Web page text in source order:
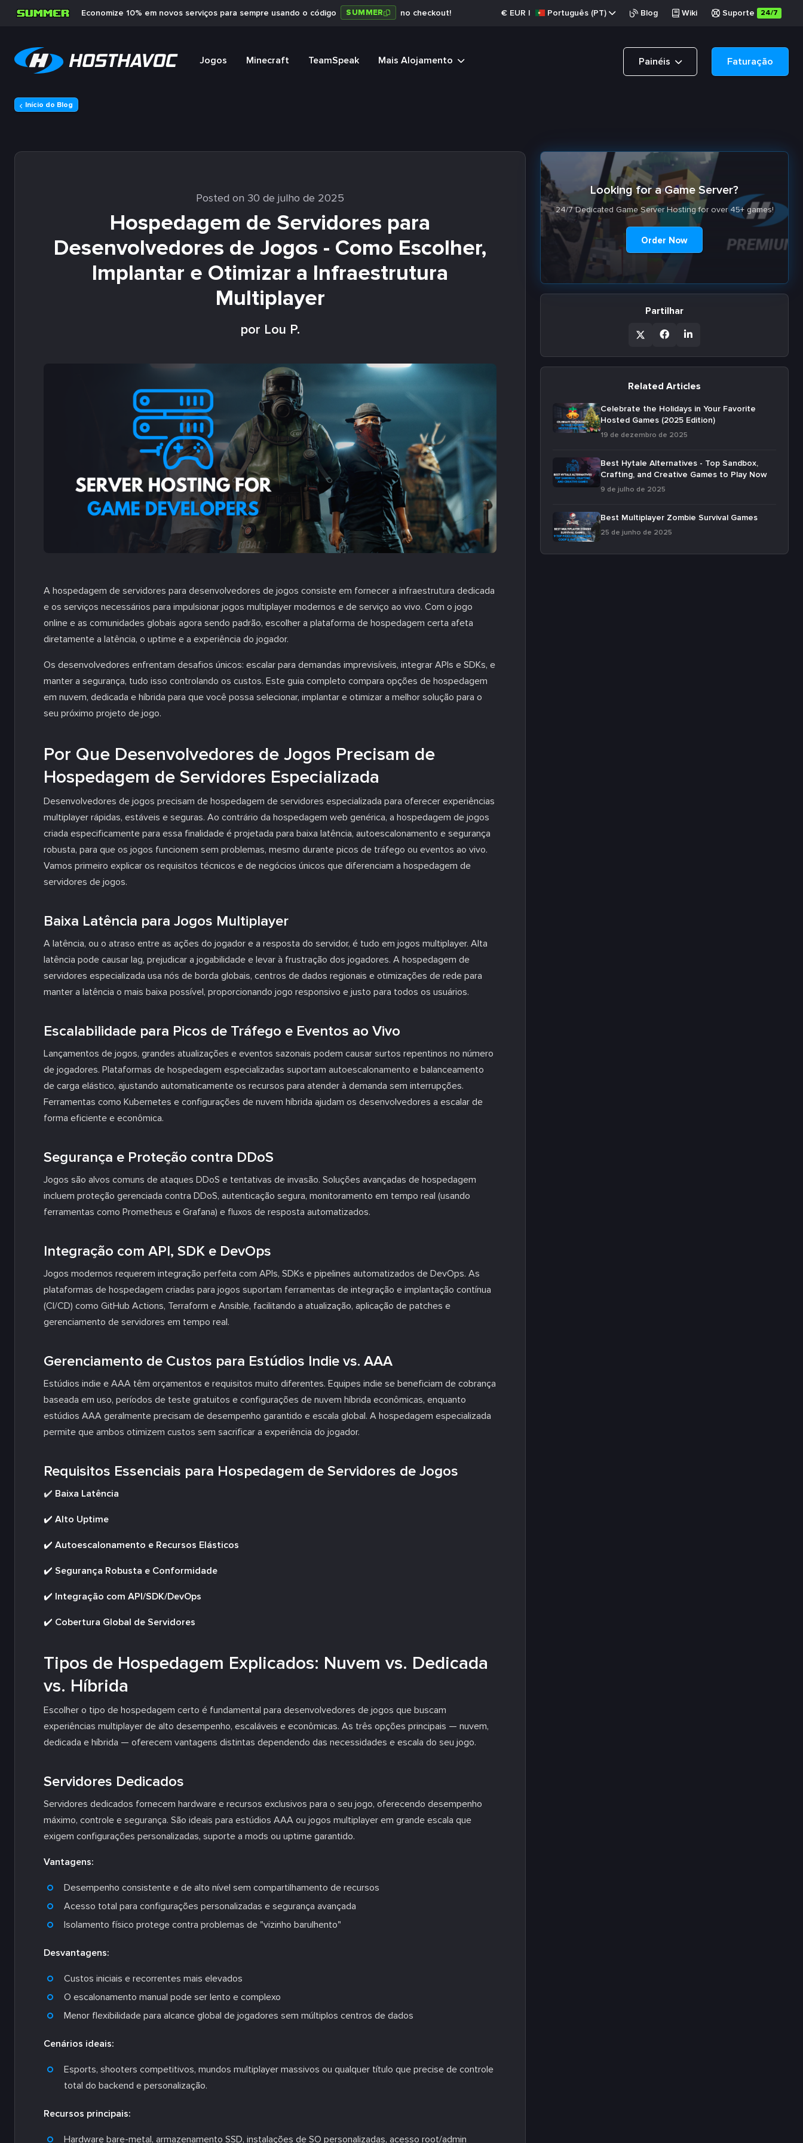
Economize 10% em novos serviços para sempre usando o código SUMMER no checkout! € EUR | Português (PT) Blog Wiki Suporte 24/7
Jogos Minecraft TeamSpeak Mais Alojamento Painéis Faturação
Início do Blog
Posted on 30 de julho de 2025
Hospedagem de Servidores para
Desenvolvedores de Jogos - Como Escolher,
Implantar e Otimizar a Infraestrutura
Multiplayer
por Lou P.
A hospedagem de servidores para desenvolvedores de jogos consiste em fornecer a infraestrutura dedicada
e os serviços necessários para impulsionar jogos multiplayer modernos e de serviço ao vivo. Com o jogo
online e as comunidades globais agora sendo padrão, escolher a plataforma de hospedagem certa afeta
diretamente a latência, o uptime e a experiência do jogador.
Os desenvolvedores enfrentam desafios únicos: escalar para demandas imprevisíveis, integrar APIs e SDKs, e
manter a segurança, tudo isso controlando os custos. Este guia completo compara opções de hospedagem
em nuvem, dedicada e híbrida para que você possa selecionar, implantar e otimizar a melhor solução para o
seu próximo projeto de jogo.
Por Que Desenvolvedores de Jogos Precisam de
Hospedagem de Servidores Especializada
Desenvolvedores de jogos precisam de hospedagem de servidores especializada para oferecer experiências
multiplayer rápidas, estáveis e seguras. Ao contrário da hospedagem web genérica, a hospedagem de jogos
criada especificamente para essa finalidade é projetada para baixa latência, autoescalonamento e segurança
robusta, para que os jogos funcionem sem problemas, mesmo durante picos de tráfego ou eventos ao vivo.
Vamos primeiro explicar os requisitos técnicos e de negócios únicos que diferenciam a hospedagem de
servidores de jogos.
Baixa Latência para Jogos Multiplayer
A latência, ou o atraso entre as ações do jogador e a resposta do servidor, é tudo em jogos multiplayer. Alta
latência pode causar lag, prejudicar a jogabilidade e levar à frustração dos jogadores. A hospedagem de
servidores especializada usa nós de borda globais, centros de dados regionais e otimizações de rede para
manter a latência o mais baixa possível, proporcionando jogo responsivo e justo para todos os usuários.
Escalabilidade para Picos de Tráfego e Eventos ao Vivo
Lançamentos de jogos, grandes atualizações e eventos sazonais podem causar surtos repentinos no número
de jogadores. Plataformas de hospedagem especializadas suportam autoescalonamento e balanceamento
de carga elástico, ajustando automaticamente os recursos para atender à demanda sem interrupções.
Ferramentas como Kubernetes e configurações de nuvem híbrida ajudam os desenvolvedores a escalar de
forma eficiente e econômica.
Segurança e Proteção contra DDoS
Jogos são alvos comuns de ataques DDoS e tentativas de invasão. Soluções avançadas de hospedagem
incluem proteção gerenciada contra DDoS, autenticação segura, monitoramento em tempo real (usando
ferramentas como Prometheus e Grafana) e fluxos de resposta automatizados.
Integração com API, SDK e DevOps
Jogos modernos requerem integração perfeita com APIs, SDKs e pipelines automatizados de DevOps. As
plataformas de hospedagem criadas para jogos suportam ferramentas de integração e implantação contínua
(CI/CD) como GitHub Actions, Terraform e Ansible, facilitando a atualização, aplicação de patches e
gerenciamento de servidores em tempo real.
Gerenciamento de Custos para Estúdios Indie vs. AAA
Estúdios indie e AAA têm orçamentos e requisitos muito diferentes. Equipes indie se beneficiam de cobrança
baseada em uso, períodos de teste gratuitos e configurações de nuvem híbrida econômicas, enquanto
estúdios AAA geralmente precisam de desempenho garantido e escala global. A hospedagem especializada
permite que ambos otimizem custos sem sacrificar a experiência do jogador.
Requisitos Essenciais para Hospedagem de Servidores de Jogos
✔️ Baixa Latência
✔️ Alto Uptime
✔️ Autoescalonamento e Recursos Elásticos
✔️ Segurança Robusta e Conformidade
✔️ Integração com API/SDK/DevOps
✔️ Cobertura Global de Servidores
Tipos de Hospedagem Explicados: Nuvem vs. Dedicada
vs. Híbrida
Escolher o tipo de hospedagem certo é fundamental para desenvolvedores de jogos que buscam
experiências multiplayer de alto desempenho, escaláveis e econômicas. As três opções principais — nuvem,
dedicada e híbrida — oferecem vantagens distintas dependendo das necessidades e escala do seu jogo.
Servidores Dedicados
Servidores dedicados fornecem hardware e recursos exclusivos para o seu jogo, oferecendo desempenho
máximo, controle e segurança. São ideais para estúdios AAA ou jogos multiplayer em grande escala que
exigem configurações personalizadas, suporte a mods ou uptime garantido.
Vantagens:
Desempenho consistente e de alto nível sem compartilhamento de recursos
Acesso total para configurações personalizadas e segurança avançada
Isolamento físico protege contra problemas de "vizinho barulhento"
Desvantagens:
Custos iniciais e recorrentes mais elevados
O escalonamento manual pode ser lento e complexo
Menor flexibilidade para alcance global de jogadores sem múltiplos centros de dados
Cenários ideais:
Esports, shooters competitivos, mundos multiplayer massivos ou qualquer título que precise de controle
total do backend e personalização.
Recursos principais:
Hardware bare-metal, armazenamento SSD, instalações de SO personalizadas, acesso root/admin
Looking for a Game Server?
24/7 Dedicated Game Server Hosting for over 45+ games!
Order Now
Partilhar
Related Articles
Celebrate the Holidays in Your Favorite
Hosted Games (2025 Edition)
19 de dezembro de 2025
Best Hytale Alternatives - Top Sandbox,
Crafting, and Creative Games to Play Now
9 de julho de 2025
Best Multiplayer Zombie Survival Games
25 de junho de 2025